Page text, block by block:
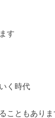
す
く時代
こともあり